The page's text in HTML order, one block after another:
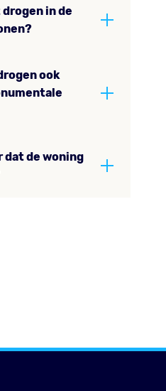
in de
ook
dat de woning